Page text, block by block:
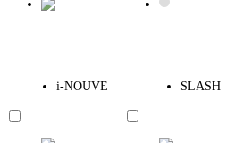
i-NOUVE SLASH